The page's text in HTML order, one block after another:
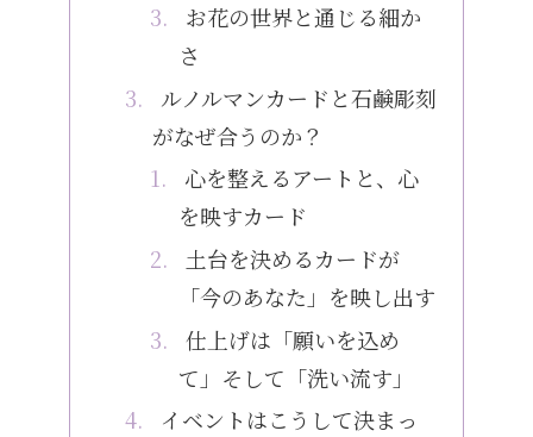
お花の世界と通じる細か
さ
ルノルマンカードと石鹸彫刻
がなぜ合うのか？
心を整えるアートと、心
を映すカード
土台を決めるカードが
「今のあなた」を映し出す
仕上げは「願いを込め
て」そして「洗い流す」
イベントはこうして決まっ